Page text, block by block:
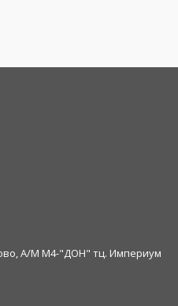
А/М М4-"ДОН" тц. Империум